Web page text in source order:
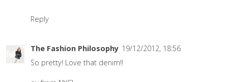
Reply
The Fashion Philosophy 19/12/2012, 18:56
So pretty! Love that denim!!